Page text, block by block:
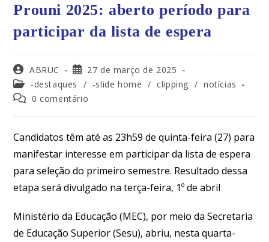
Prouni 2025: aberto período para
participar da lista de espera
ABRUC
27 de março de 2025
-destaques
/ -slide home / clipping / notícias
0 comentário
Candidatos têm até as 23h59 de quinta-feira (27) para
manifestar interesse em participar da lista de espera
para seleção do primeiro semestre. Resultado dessa
etapa será divulgado na terça-feira, 1º de abril
Ministério da Educação (MEC), por meio da Secretaria
de Educação Superior (Sesu), abriu, nesta quarta-